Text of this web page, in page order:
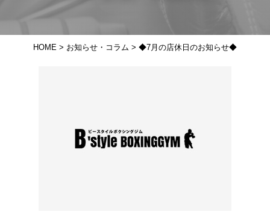
HOME > お知らせ・コラム > ◆7月の店休日のお知らせ◆